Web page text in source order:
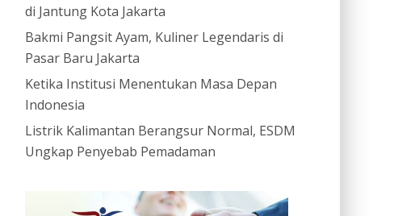
di Jantung Kota Jakarta
Bakmi Pangsit Ayam, Kuliner Legendaris di
Pasar Baru Jakarta
Ketika Institusi Menentukan Masa Depan
Indonesia
Listrik Kalimantan Berangsur Normal, ESDM
Ungkap Penyebab Pemadaman